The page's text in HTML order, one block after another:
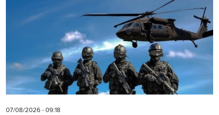
07/08/2026 - 09:18